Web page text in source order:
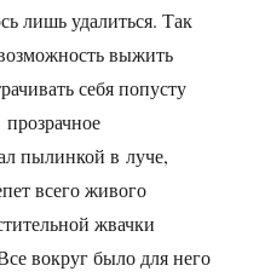
лишь удалиться. Так
выжить
себя попусту
пылинкой в луче,
всего живого
жвачки
вокруг было для него